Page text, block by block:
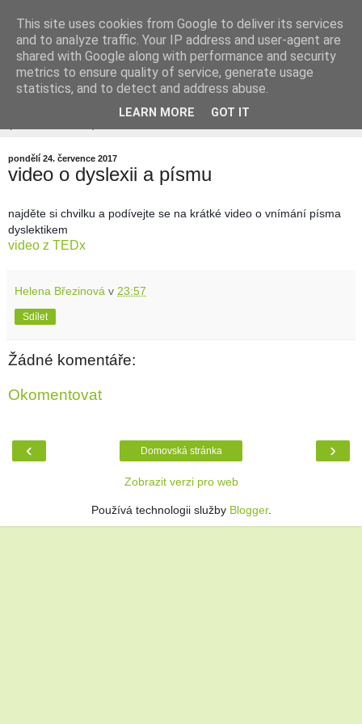
doučování - předškoláci -
grafomotorika - SPU
pondělí 24. července 2017
video o dyslexii a písmu
najděte si chvilku a podívejte se na krátké video o vnímání písma
dyslektikem
video z TEDx
Helena Březinová v 23:57
Sdílet
Žádné komentáře:
Okomentovat
‹ ›
Domovská stránka
Zobrazit verzi pro web
Používá technologii služby Blogger.
This site uses cookies from Google to deliver its services
and to analyze traffic. Your IP address and user-agent are
shared with Google along with performance and security
metrics to ensure quality of service, generate usage
statistics, and to detect and address abuse.
LEARN MORE GOT IT